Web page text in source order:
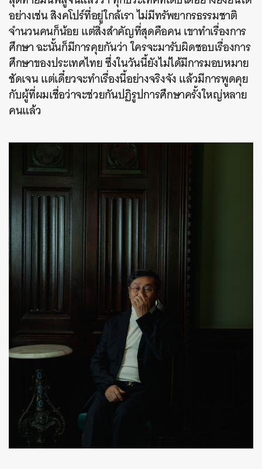
อย่างเช่น สิงคโปร์ที่อยู่ใกล้เรา ไม่มีทรัพยากรธรรมชาติ
จำนวนคนก็น้อย แต่สิ่งสำคัญที่สุดคือคน เขาทำเรื่องการ
ศึกษา ฉะนั้นก็มีการคุยกันว่า ใครจะมารับผิดชอบเรื่องการ
ศึกษาของประเทศไทย ซึ่งในวันนี้ยังไม่ได้มีการมอบหมาย
ชัดเจน แต่เดี๋ยวจะทำเรื่องนี้อย่างจริงจัง แล้วมีการพูดคุย
กับผู้ที่ผมเชื่อว่าจะช่วยกันปฏิรูปการศึกษาครั้งใหญ่หลาย
คนแล้ว
SHARE TWEET LINE EMAIL